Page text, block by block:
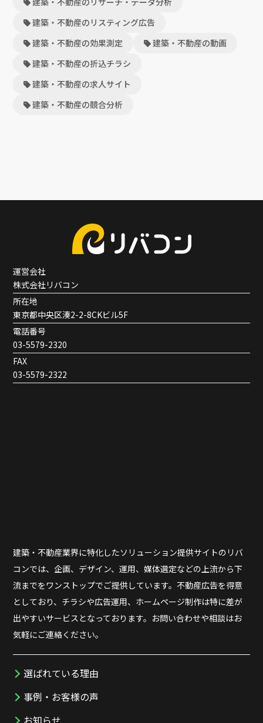
建築・不動産のリスティング広告
建築・不動産の効果測定
建築・不動産の動画
建築・不動産の折込チラシ
建築・不動産の求人サイト
建築・不動産の競合分析
運営会社
株式会社リバコン
所在地
東京都中央区湊2-2-8CKビル5F
電話番号
03-5579-2320
FAX
03-5579-2322
建築・不動産業界に特化したソリューション提供サイトのリバ
コンでは、企画、デザイン、運用、媒体選定などの上流から下
流までをワンストップでご提供しています。不動産広告を得意
としており、チラシや広告運用、ホームページ制作は特に差が
出やすいサービスとなっております。お問い合わせや相談はお
気軽にご連絡ください。
選ばれている理由
事例・お客様の声
お知らせ